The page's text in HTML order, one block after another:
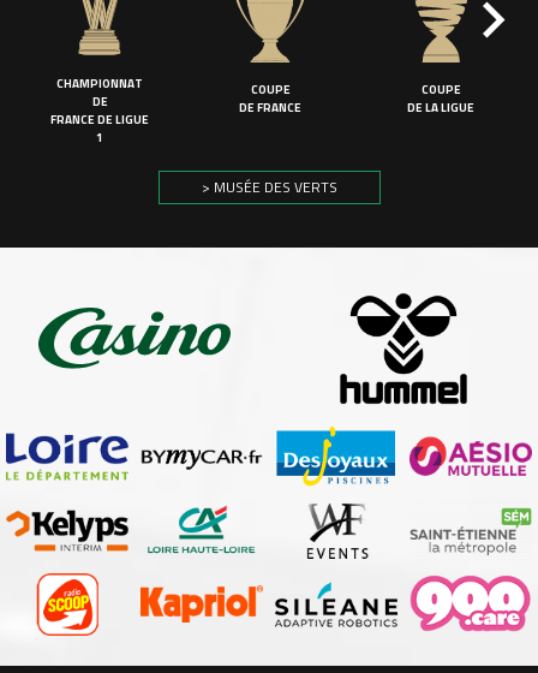
CHAMPIONNAT
DE
FRANCE DE LIGUE
1
COUPE
DE FRANCE
COUPE
DE LA LIGUE
> MUSÉE DES VERTS